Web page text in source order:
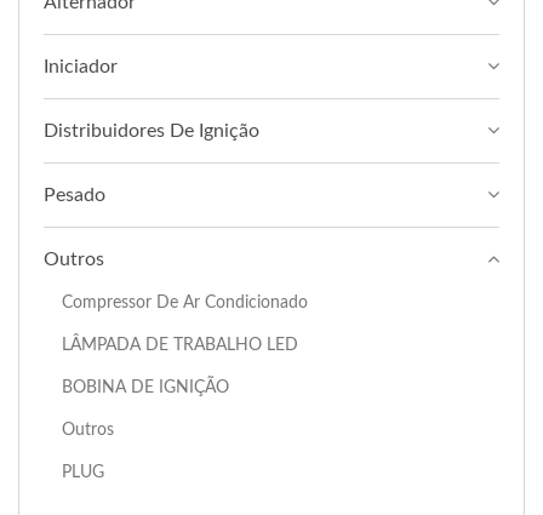
Iniciador
Distribuidores De Ignição
Pesado
Outros
Compressor De Ar Condicionado
LÂMPADA DE TRABALHO LED
BOBINA DE IGNIÇÃO
Outros
PLUG